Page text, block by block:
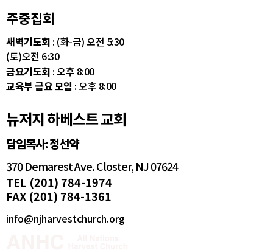
주중집회
새벽기도회 : (화-금) 오전 5:30
(토)오전 6:30
금요기도회 : 오후 8:00
교육부 금요 모임 : 오후 8:00
뉴저지 하베스트 교회
담임목사: 정선약
370 Demarest Ave. Closter, NJ 07624
TEL (201) 784-1974
FAX (201) 784-1361
info@njharvestchurch.org